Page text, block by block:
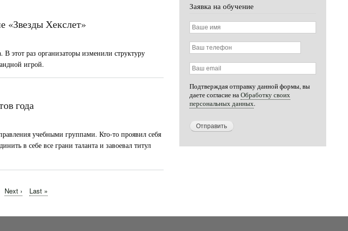
«Звезды Хекслет»
этот раз организаторы изменили структуру
игрой.
года
учебными группами. Кто-то проявил себя
в себе все грани таланта и завоевал титул
Следующая
Next ›
Последняя
Last »
Заявка на обучение
Ваше
имя
Ваш
телефон
Ваш
email
Подтверждая отправку данной формы, вы
даете согласие наОбработку своих
персональных данных.